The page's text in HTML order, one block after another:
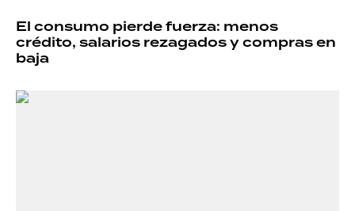
El consumo pierde fuerza: menos
crédito, salarios rezagados y compras en
baja